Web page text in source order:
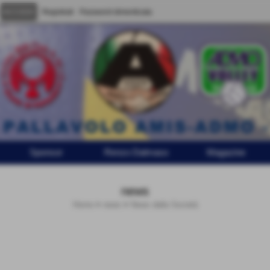
Sponsor Renzo Dalmaso Magazine
news